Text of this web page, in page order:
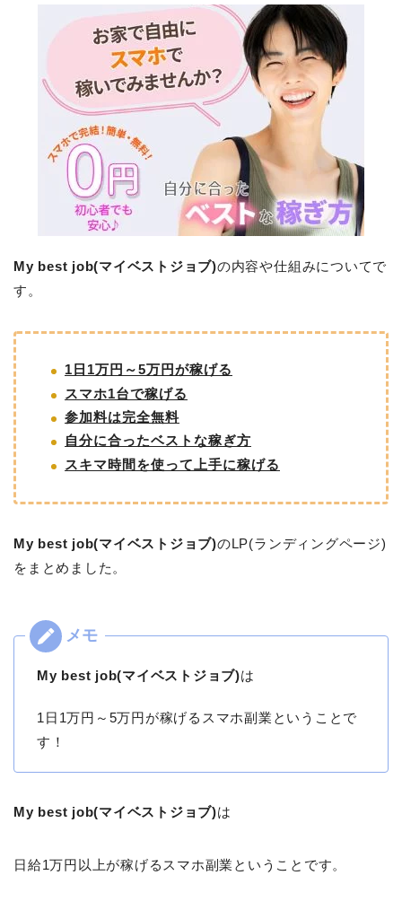
My best job(マイベストジョブ)の内容や仕組みについてで
す。
1日1万円～5万円が稼げる
スマホ1台で稼げる
参加料は完全無料
自分に合ったベストな稼ぎ方
スキマ時間を使って上手に稼げる
My best job(マイベストジョブ)のLP(ランディングページ)
をまとめました。
My best job(マイベストジョブ)は
1日1万円～5万円が稼げるスマホ副業ということで
す！
My best job(マイベストジョブ)は
日給1万円以上が稼げるスマホ副業ということです。